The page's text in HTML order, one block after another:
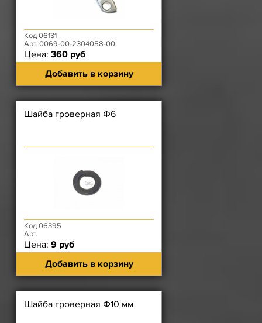
Код 06131
Арт. 0069-00-2304058-00
Цена: 360 руб
Добавить в корзину
Шайба гроверная Ф6
Код 06395
Арт.
Цена: 9 руб
Добавить в корзину
Шайба гроверная Ф10 мм